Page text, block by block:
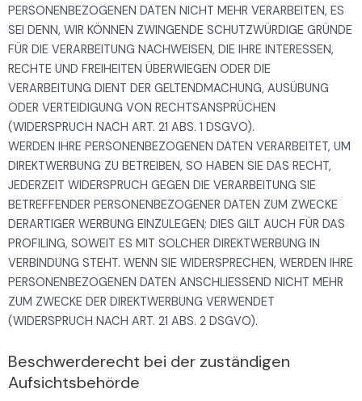
PERSONENBEZOGENEN DATEN NICHT MEHR VERARBEITEN, ES
SEI DENN, WIR KÖNNEN ZWINGENDE SCHUTZWÜRDIGE GRÜNDE
FÜR DIE VERARBEITUNG NACHWEISEN, DIE IHRE INTERESSEN,
RECHTE UND FREIHEITEN ÜBERWIEGEN ODER DIE
VERARBEITUNG DIENT DER GELTENDMACHUNG, AUSÜBUNG
ODER VERTEIDIGUNG VON RECHTSANSPRÜCHEN
(WIDERSPRUCH NACH ART. 21 ABS. 1 DSGVO).
WERDEN IHRE PERSONENBEZOGENEN DATEN VERARBEITET, UM
DIREKTWERBUNG ZU BETREIBEN, SO HABEN SIE DAS RECHT,
JEDERZEIT WIDERSPRUCH GEGEN DIE VERARBEITUNG SIE
BETREFFENDER PERSONENBEZOGENER DATEN ZUM ZWECKE
DERARTIGER WERBUNG EINZULEGEN; DIES GILT AUCH FÜR DAS
PROFILING, SOWEIT ES MIT SOLCHER DIREKTWERBUNG IN
VERBINDUNG STEHT. WENN SIE WIDERSPRECHEN, WERDEN IHRE
PERSONENBEZOGENEN DATEN ANSCHLIESSEND NICHT MEHR
ZUM ZWECKE DER DIREKTWERBUNG VERWENDET
(WIDERSPRUCH NACH ART. 21 ABS. 2 DSGVO).
Beschwerde­recht bei der zuständigen
Aufsichts­behörde